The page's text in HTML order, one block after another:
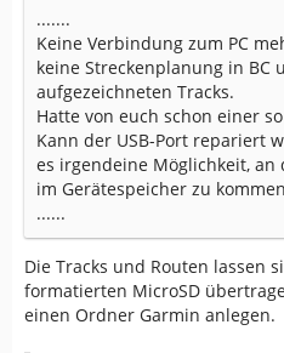
.......
Keine Verbindung zum PC
keine Streckenplanung in BC
aufgezeichneten Tracks.
Hatte von euch schon einer
Kann der USB-Port repariert
es irgendeine Möglichkeit, an
im Gerätespeicher zu
......
Die Tracks und Routen lassen
formatierten MicroSD
einen Ordner Garmin anlegen.